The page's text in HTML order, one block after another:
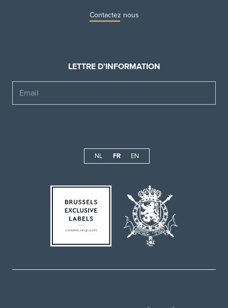
Contactez nous
LETTRE D’INFORMATION
NL FR EN